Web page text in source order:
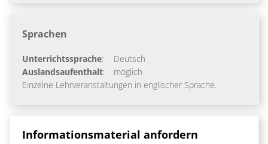
Sprachen
Unterrichtssprache:
Deutsch
Auslandsaufenthalt:
möglich
Einzelne Lehrveranstaltungen in englischer Sprache.
Informationsmaterial anfordern